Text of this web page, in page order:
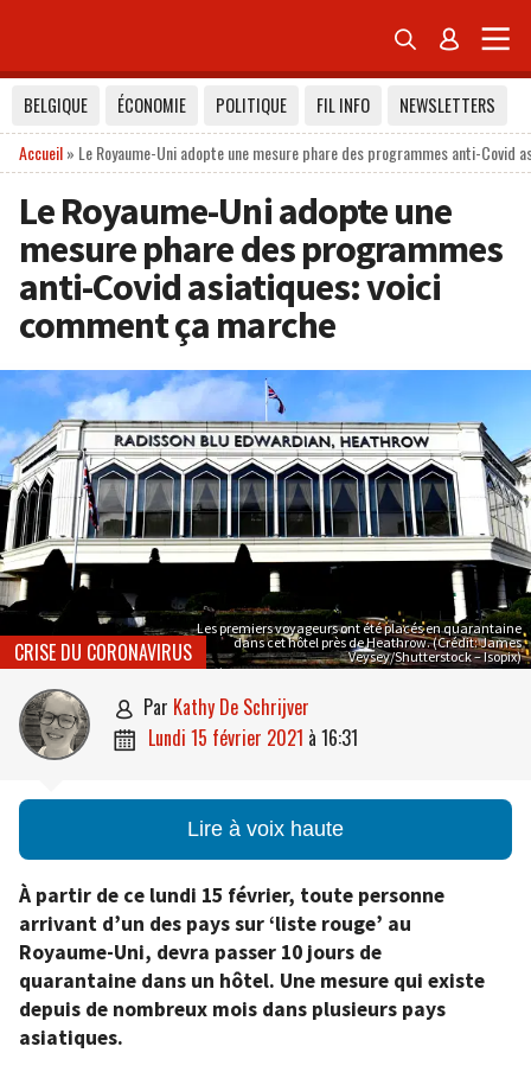
 
BELGIQUE ÉCONOMIE POLITIQUE FIL INFO
NEWSLETTERS
Accueil» Le Royaume-Uni adopte une mesure phare des programmes anti-Covid
Le Royaume-Uni adopte une
mesure phare des programmes
anti-Covid asiatiques: voici
comment ça marche
Les premiers voyageurs ont été placés en quarantaine
dans cet hôtel près de Heathrow. (Crédit: James
Veysey/Shutterstock – Isopix)
CRISE DU CORONAVIRUS
 par Kathy De Schrijver
 lundi 15 février 2021 à 16:31
Lire à voix haute
À partir de ce lundi 15 février, toute personne
arrivant d’un des pays sur ‘liste rouge’ au
Royaume-Uni, devra passer 10 jours de
quarantaine dans un hôtel. Une mesure qui existe
depuis de nombreux mois dans plusieurs pays
asiatiques.